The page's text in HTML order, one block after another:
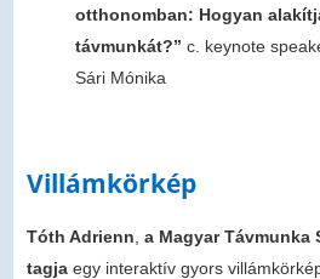
otthonomban: Hogyan
távmunkát?” c. keynote
Sári Mónika
Villámkörkép
Tóth Adrienn a Magyar Távmunka
tagjaegy interaktív gyors